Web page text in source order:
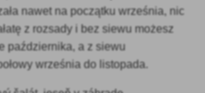
nawet na początku września, nic
z rozsady i bez siewu możesz
października, a z siewu
września do listopada.